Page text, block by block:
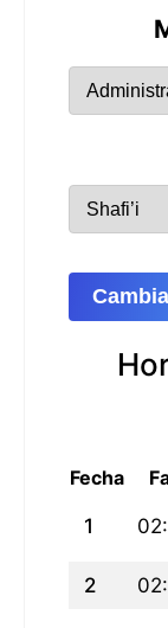
Fecha
1
2